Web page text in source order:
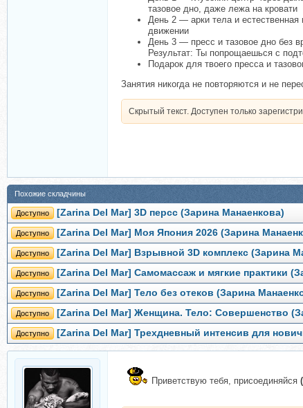
тазовое дно, даже лежа на кровати
День 2 — арки тела и естественная
движении
День 3 — пресс и тазовое дно без
Результат: Ты попрощаешься с
Подарок для твоего пресса и
Занятия никогда не повторяются и не
Скрытый текст. Доступен только
Похожие складчины
Доступно [Zarina Del Mar] 3D персс (Зарина Манаенкова)
Доступно [Zarina Del Mar] Моя Япония 2026 (Зарина
Доступно [Zarina Del Mar] Взрывной 3D комплекс (Зарина
Доступно [Zarina Del Mar] Самомассаж и мягкие практики
Доступно [Zarina Del Mar] Тело без отеков (Зарина
Доступно [Zarina Del Mar] Женщина. Тело: Совершенство
Доступно [Zarina Del Mar] Трехдневный интенсив для
Приветствую тебя, присоединяйся